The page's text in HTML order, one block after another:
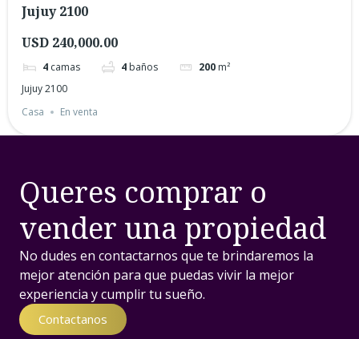
Jujuy 2100
USD 240,000.00
4 camas 4 baños 200 m²
Jujuy 2100
Casa
En venta
Queres comprar o
vender una propiedad
No dudes en contactarnos que te brindaremos la
mejor atención para que puedas vivir la mejor
experiencia y cumplir tu sueño.
Contactanos